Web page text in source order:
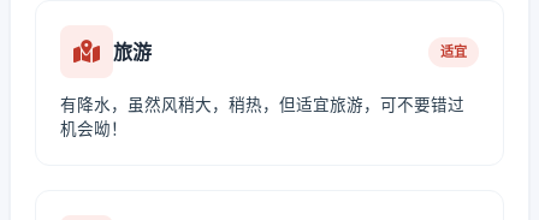
旅游 适宜
有降水，虽然风稍大，稍热，但适宜旅游，可不要错过
机会呦！